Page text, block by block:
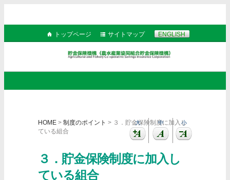
トップページ サイトマップ ENGLISH
HOME > 制度のポイント > ３．貯金保険制度に加入し
ている組合
３．貯金保険制度に加入し
ている組合
大 中 小